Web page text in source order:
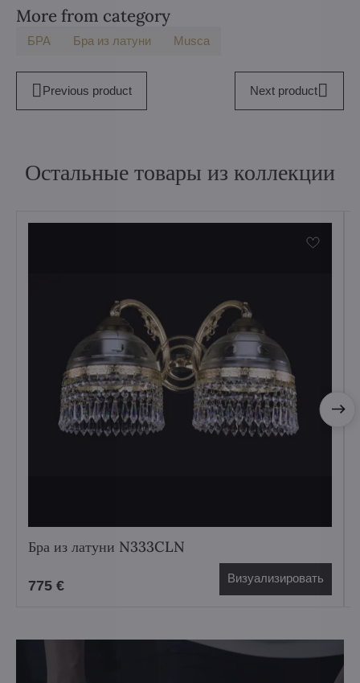
More from category
БPA Бра из латуни Musca
Previous product Next product
Остальные товары из коллекции
Бра из латуни N333CLN
775 € Визуализировать